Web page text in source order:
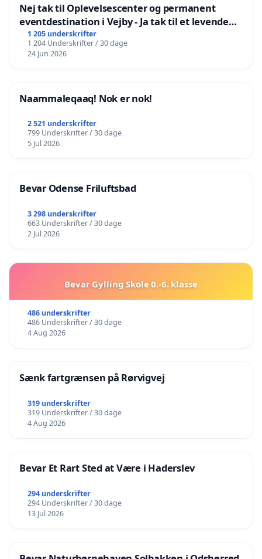
Nej tak til Oplevelsescenter og permanent
eventdestination i Vejby - Ja tak til et levende
lokalområde i balance
1 205 underskrifter
1 204 Underskrifter / 30 dage
24 Jun 2026
Naammaleqaaq! Nok er nok!
2 521 underskrifter
799 Underskrifter / 30 dage
5 Jul 2026
Bevar Odense Friluftsbad
3 298 underskrifter
663 Underskrifter / 30 dage
2 Jul 2026
Bevar Gylling Skole 0.-6. klasse
486 underskrifter
486 Underskrifter / 30 dage
4 Aug 2026
Sænk fartgrænsen på Rørvigvej
319 underskrifter
319 Underskrifter / 30 dage
4 Aug 2026
Bevar Et Rart Sted at Være i Haderslev
294 underskrifter
294 Underskrifter / 30 dage
13 Jul 2026